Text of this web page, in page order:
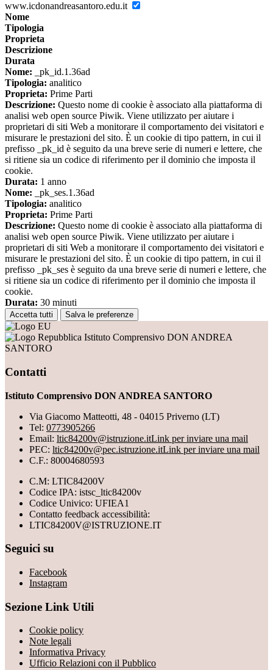
www.icdonandreasantoro.edu.it
Nome
Tipologia
Proprieta
Descrizione
Durata
Nome: _pk_id.1.36ad
Tipologia: analitico
Proprieta: Prime Parti
Descrizione: Questo nome di cookie è associato alla piattaforma di
analisi web open source Piwik. Viene utilizzato per aiutare i
proprietari di siti Web a monitorare il comportamento dei visitatori e
misurare le prestazioni del sito. È un cookie di tipo pattern, in cui il
prefisso _pk_id è seguito da una breve serie di numeri e lettere, che
si ritiene sia un codice di riferimento per il dominio che imposta il
cookie.
Durata: 1 anno
Nome: _pk_ses.1.36ad
Tipologia: analitico
Proprieta: Prime Parti
Descrizione: Questo nome di cookie è associato alla piattaforma di
analisi web open source Piwik. Viene utilizzato per aiutare i
proprietari di siti Web a monitorare il comportamento dei visitatori e
misurare le prestazioni del sito. È un cookie di tipo pattern, in cui il
prefisso _pk_ses è seguito da una breve serie di numeri e lettere, che
si ritiene sia un codice di riferimento per il dominio che imposta il
cookie.
Durata: 30 minuti
Accetta tutti Salva le preferenze
Istituto Comprensivo DON ANDREA
SANTORO
Contatti
Istituto Comprensivo DON ANDREA SANTORO
Via Giacomo Matteotti, 48 - 04015 Priverno (LT)
Tel: 0773905266
Email: ltic84200v@istruzione.itLink per inviare una mail
PEC: ltic84200v@pec.istruzione.itLink per inviare una mail
C.F.: 80004680593
C.M: LTIC84200V
Codice IPA: istsc_ltic84200v
Codice Univico: UFIEA1
Contatto feedback accessibilità:
LTIC84200V@ISTRUZIONE.IT
Seguici su
Facebook
Instagram
Sezione Link Utili
Cookie policy
Note legali
Informativa Privacy
Ufficio Relazioni con il Pubblico